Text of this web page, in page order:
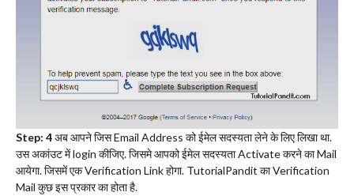
Step: 4अब आपने जिस Email Address को ईमेल सदस्यता लेने के लिए लिखा था.
उस अकांउट में login कीजिए. जिसमे आपको ईमेल सदस्यता Activate करने का Mail
आयेगा. जिसमें एक Verification Link होगा. TutorialPandit का Verification
Mail कुछ इस प्रकार का होता है.